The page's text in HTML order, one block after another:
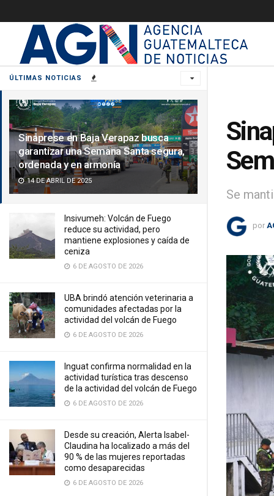
ÚLTIMAS NOTICIAS
Sinaprese en Baja Verapaz busca
garantizar una Semana Santa segura,
ordenada y en armonía
14 DE ABRIL DE 2025
Insivumeh: Volcán de Fuego
reduce su actividad, pero
mantiene explosiones y caída de
ceniza
6 DE AGOSTO DE 2026
UBA brindó atención veterinaria a
comunidades afectadas por la
actividad del volcán de Fuego
6 DE AGOSTO DE 2026
Inguat confirma normalidad en la
actividad turística tras descenso
de la actividad del volcán de Fuego
6 DE AGOSTO DE 2026
Desde su creación, Alerta Isabel-
Claudina ha localizado a más del
90 % de las mujeres reportadas
como desaparecidas
6 DE AGOSTO DE 2026
Se
por